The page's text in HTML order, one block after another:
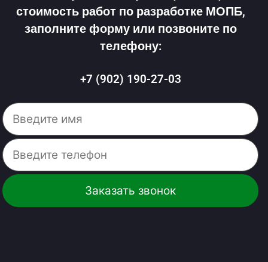
стоимость работ по разработке МОПБ,
заполните форму или позвоните по
телефону:
+7 (902) 190-27-03